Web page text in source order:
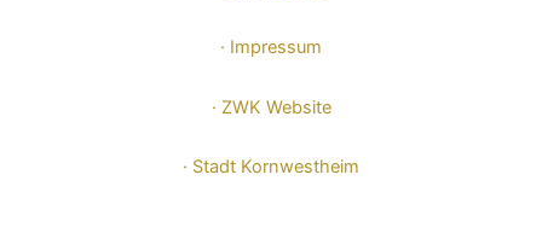
· Impressum
· ZWK Website
· Stadt Kornwestheim